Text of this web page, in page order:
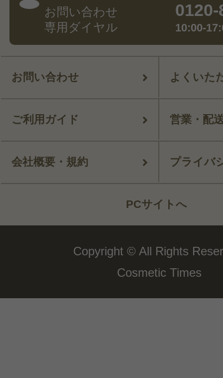
お問い合わせ
専用ダイヤル
10:00-
お問い合わせ よくいた
ご利用ガイド 営業・配
会社概要・規約 プライバ
PCサイトへ
Copyright © All Rights
Cosmetic Times